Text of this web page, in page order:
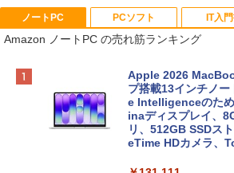
ノートPC
Amazon ノートPC の売れ筋ランキング
Apple 2026
プ搭載13インチノ
e Intelligenceのた
inaディスプレイ、
リ、512GB SSDス
eTime HDカメラ、
PCソフト IT入